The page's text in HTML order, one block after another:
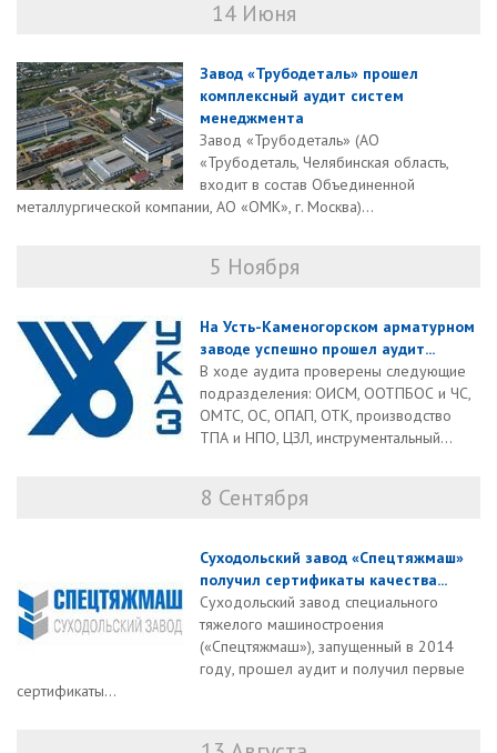
14 Июня
Завод «Трубодеталь» прошел
комплексный аудит систем
менеджмента
Завод «Трубодеталь» (АО
«Трубодеталь, Челябинская область,
входит в состав Объединенной
металлургической компании, АО «ОМК», г. Москва)...
5 Ноября
На Усть-Каменогорском арматурном
заводе успешно прошел аудит...
В ходе аудита проверены следующие
подразделения: ОИСМ, ООТПБОС и ЧС,
ОМТС, ОС, ОПАП, ОТК, производство
ТПА и НПО, ЦЗЛ, инструментальный...
8 Сентября
Суходольский завод «Спецтяжмаш»
получил сертификаты качества...
Суходольский завод специального
тяжелого машиностроения
(«Спецтяжмаш»), запущенный в 2014
году, прошел аудит и получил первые
сертификаты...